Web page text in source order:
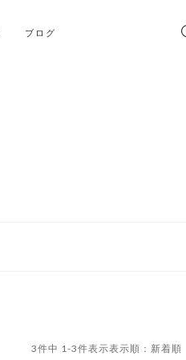
ブログ
表示順：新着順
3件中 1-3件表示